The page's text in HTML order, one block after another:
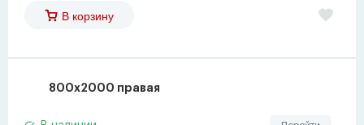
В корзину
800х2000 правая